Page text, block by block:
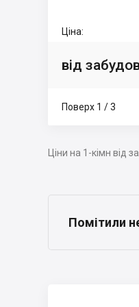
Ціна:
від
Поверх 1 / 3
Ціни на 1-кімн від
Помітили